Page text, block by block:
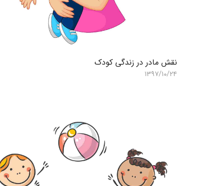
نقش مادر در زندگی کودک
۱۳۹۷/۱۰/۲۴